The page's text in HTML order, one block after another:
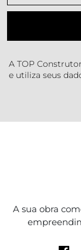
A TOP
e utiliza seus
A sua obra